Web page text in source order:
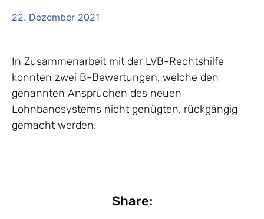
22. Dezember 2021
In Zusammenarbeit mit der LVB-Rechtshilfe
konnten zwei B-Bewertungen, welche den
genannten Ansprüchen des neuen
Lohnbandsystems nicht genügten, rückgängig
gemacht werden.
Share: